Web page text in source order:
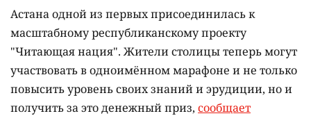
Астана одной из первых присоединилась к
масштабному республиканскому проекту
"Читающая нация". Жители столицы теперь могут
участвовать в одноимённом марафоне и не только
повысить уровень своих знаний и эрудиции, но и
получить за это денежный приз, сообщает